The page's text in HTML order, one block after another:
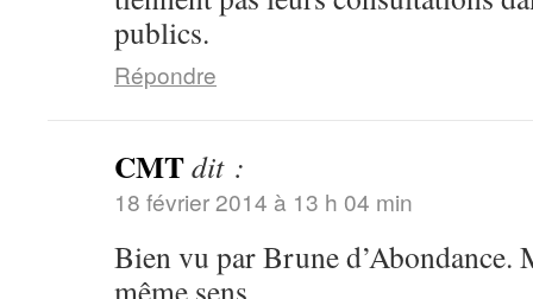
publics.
Répondre
CMTdit :
18 février 2014 à 13 h 04 min
Bien vu par Brune d’Abondance.